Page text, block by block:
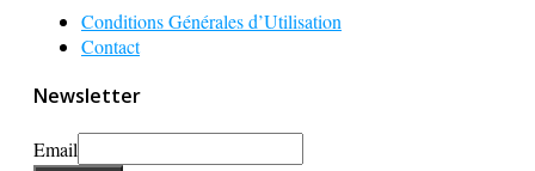
Conditions Générales d’Utilisation
Contact
Newsletter
Email